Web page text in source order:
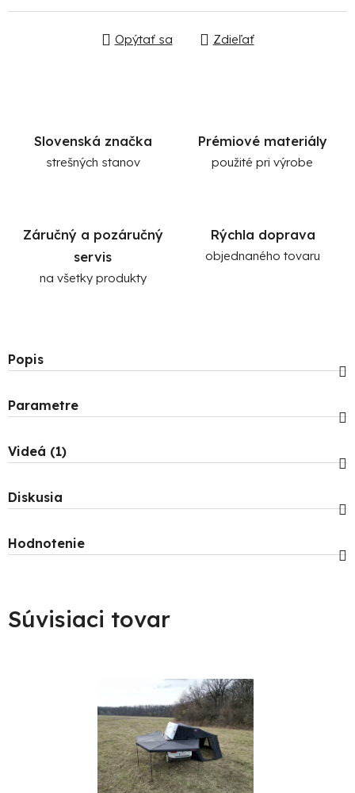
Opýtať sa Zdieľať
Slovenská značka
strešných stanov
Prémiové materiály
použité pri výrobe
Záručný a pozáručný
servis
na všetky produkty
Rýchla doprava
objednaného tovaru
Popis
Parametre
Videá (1)
Diskusia
Hodnotenie
Súvisiaci tovar